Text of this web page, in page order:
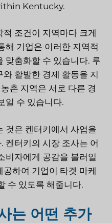
Kentucky.
조건이 지역마다 크게
해 기업은 이러한 지역적
맞춤화할 수 있습니다. 루
활발한 경제 활동을 지
촌 지역은 서로 다른 경
일 수 있습니다.
것은 켄터키에서 사업을
켄터키의 시장 조사는 어
비자에게 공감을 불러일
하여 기업이 타겟 마케
수 있도록 해줍니다.
는 어떤 추가